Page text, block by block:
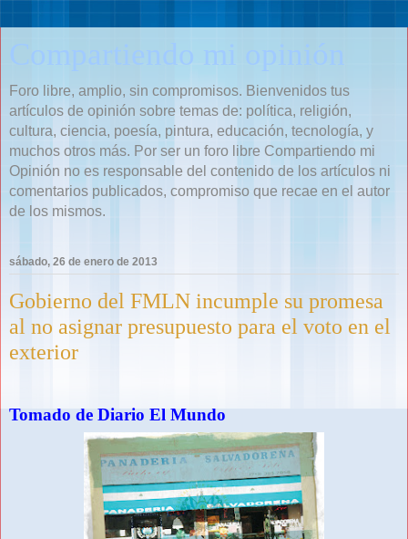
Compartiendo mi opinión
Foro libre, amplio, sin compromisos. Bienvenidos tus
artículos de opinión sobre temas de: política, religión,
cultura, ciencia, poesía, pintura, educación, tecnología, y
muchos otros más. Por ser un foro libre Compartiendo mi
Opinión no es responsable del contenido de los artículos ni
comentarios publicados, compromiso que recae en el autor
de los mismos.
sábado, 26 de enero de 2013
Gobierno del FMLN incumple su promesa
al no asignar presupuesto para el voto en el
exterior
Tomado de Diario El Mundo